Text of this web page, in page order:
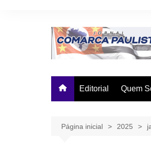
Editorial Quem
Página inicial 2025